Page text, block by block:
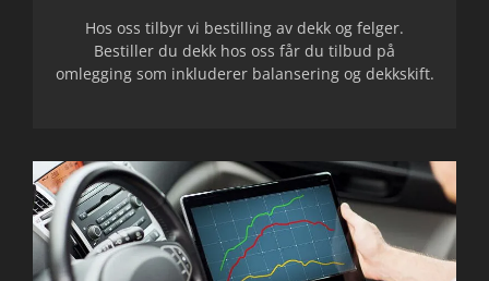
Hos oss tilbyr vi bestilling av dekk og felger.
Bestiller du dekk hos oss får du tilbud på
omlegging som inkluderer balansering og dekkskift.